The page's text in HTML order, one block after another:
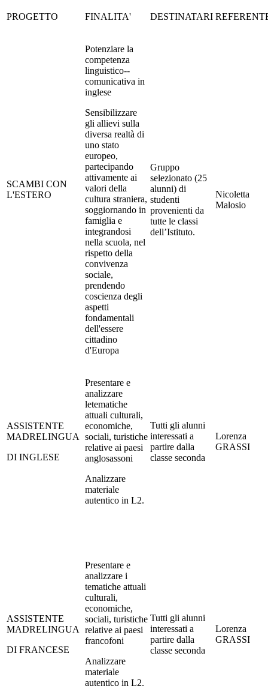
PROGETTO FINALITA' DESTINATARI
SCAMBI CON
L'ESTERO
Potenziare la
competenza
linguistico-­‐
comunicativa in
inglese
Sensibilizzare
gli allievi sulla
diversa realtà di
uno stato
europeo,
partecipando
attivamente ai
valori della
cultura straniera,
soggiornando in
famiglia e
integrandosi
nella scuola, nel
rispetto della
convivenza
sociale,
prendendo
coscienza degli
aspetti
fondamentali
dell'essere
cittadino
d'Europa
Gruppo
selezionato (25
alunni) di
studenti
provenienti da
tutte le classi
dell’Istituto.
Nicoletta
Malosio
ASSISTENTE
MADRELINGUA
DI INGLESE
Presentare e
analizzare
letematiche
attuali culturali,
economiche,
sociali, turistiche
relative ai paesi
anglosassoni
Analizzare
materiale
autentico in L2.
Tutti gli alunni
interessati a
partire dalla
classe seconda
Lorenza
GRASSI
ASSISTENTE
MADRELINGUA
DI FRANCESE
Presentare e
analizzare i
tematiche attuali
culturali,
economiche,
sociali, turistiche
relative ai paesi
francofoni
Analizzare
materiale
autentico in L2.
Tutti gli alunni
interessati a
partire dalla
classe seconda
Lorenza
GRASSI